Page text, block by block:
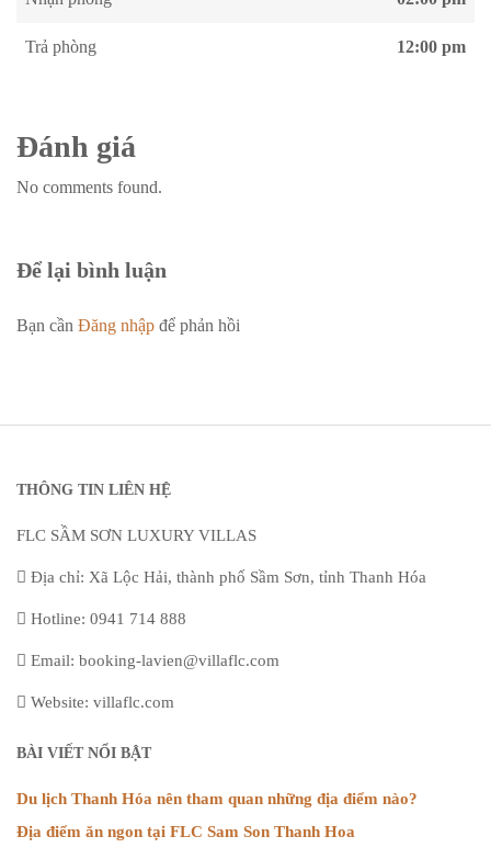
Trả phòng 12:00 pm
Đánh giá
No comments found.
Để lại bình luận
Bạn cần Đăng nhập để phản hồi
THÔNG TIN LIÊN HỆ
FLC SẦM SƠN LUXURY VILLAS
Địa chỉ: Xã Lộc Hải, thành phố Sầm Sơn, tỉnh Thanh Hóa
Hotline: 0941 714 888
Email: booking-lavien@villaflc.com
Website: villaflc.com
BÀI VIẾT NỔI BẬT
Du lịch Thanh Hóa nên tham quan những địa điểm nào?
Địa điểm ăn ngon tại FLC Sam Son Thanh Hoa